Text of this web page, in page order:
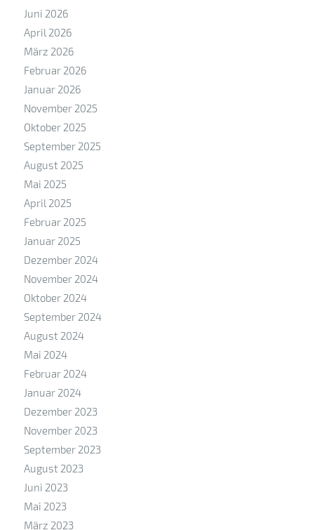
Juni 2026
April 2026
März 2026
Februar 2026
Januar 2026
November 2025
Oktober 2025
September 2025
August 2025
Mai 2025
April 2025
Februar 2025
Januar 2025
Dezember 2024
November 2024
Oktober 2024
September 2024
August 2024
Mai 2024
Februar 2024
Januar 2024
Dezember 2023
November 2023
September 2023
August 2023
Juni 2023
Mai 2023
März 2023